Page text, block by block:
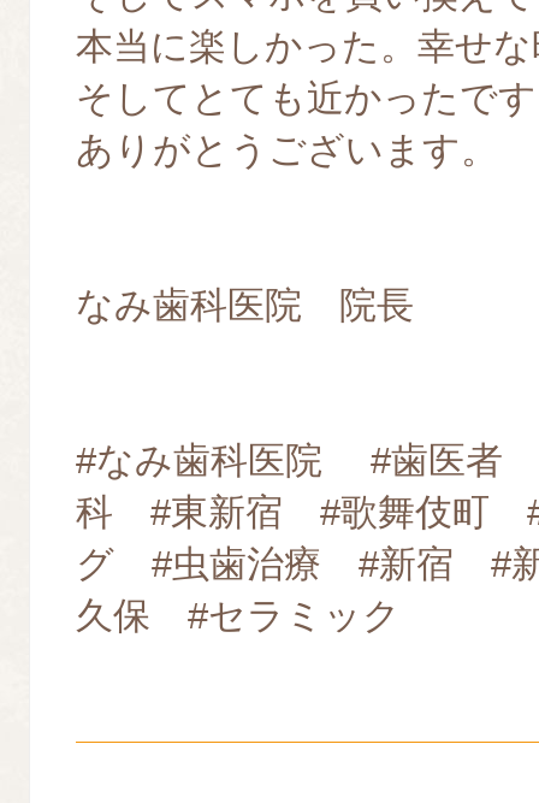
本当に楽しかった。幸せ
そしてとても近かったで
ありがとうございます。
なみ歯科医院 院長
#なみ歯科医院 #歯医者
科 #東新宿 #歌舞伎町 #
グ #虫歯治療 #新宿 #
久保 #セラミック